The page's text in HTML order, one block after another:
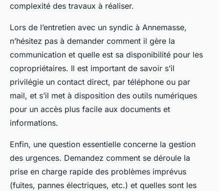
complexité des travaux à réaliser.
Lors de l’entretien avec un syndic à Annemasse,
n’hésitez pas à demander comment il gère la
communication et quelle est sa disponibilité pour les
copropriétaires. Il est important de savoir s’il
privilégie un contact direct, par téléphone ou par
mail, et s’il met à disposition des outils numériques
pour un accès plus facile aux documents et
informations.
Enfin, une question essentielle concerne la gestion
des urgences. Demandez comment se déroule la
prise en charge rapide des problèmes imprévus
(fuites, pannes électriques, etc.) et quelles sont les